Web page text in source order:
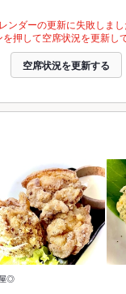
ンダーの更新に失敗しまし
押して空席状況を更新し
空席状況を更新する
◎